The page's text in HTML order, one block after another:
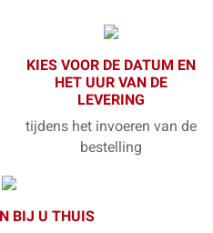
KIES VOOR DE DATUM EN
HET UUR VAN DE
LEVERING
tijdens het invoeren van de
bestelling
BIJ U THUIS